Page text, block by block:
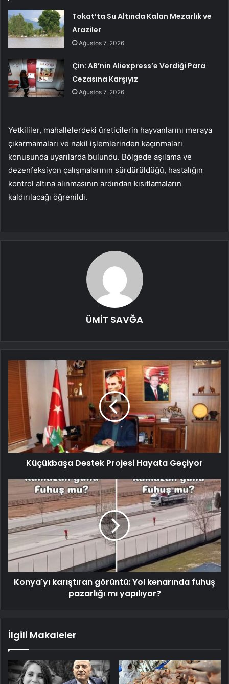
Tokat’ta Su Altında Kalan Mezarlık ve
Araziler
Ağustos 7, 2026
Çin: AB’nin Aliexpress’e Verdiği Para
Cezasına Karşıyız
Ağustos 7, 2026
Yetkililer, mahallelerdeki üreticilerin hayvanlarını meraya
çıkarmamaları ve nakil işlemlerinden kaçınmaları
konusunda uyarılarda bulundu. Bölgede aşılama ve
dezenfeksiyon çalışmalarının sürdürüldüğü, hastalığın
kontrol altına alınmasının ardından kısıtlamaların
kaldırılacağı öğrenildi.
ÜMİT SAVĞA
Küçükbaşa Destek Projesi Hayata Geçiyor
Konya'yı karıştıran görüntü: Yol kenarında fuhuş
pazarlığı mı yapılıyor?
İlgili Makaleler